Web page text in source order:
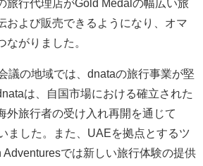
旅行代理店がGold Medalの幅広い旅
および販売できるようになり、オマ
ながりました。
議の地域では、dnataの旅行事業が堅
は、自国市場における確立された
外旅行者の受け入れ再開を通じて
ました。また、UAEを拠点とするツ
では新しい旅行体験の提供